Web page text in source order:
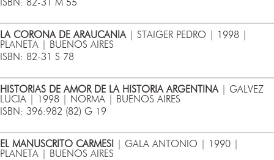
ISBN: 82-31 M 55
LA CORONA DE ARAUCANIA | STAIGER PEDRO | 1998 |
PLANETA | BUENOS AIRES
ISBN: 82-31 S 78
HISTORIAS DE AMOR DE LA HISTORIA ARGENTINA | GALVEZ
LUCIA | 1998 | NORMA | BUENOS AIRES
ISBN: 396:982 (82) G 19
EL MANUSCRITO CARMESI
| GALA ANTONIO | 1990 |
PLANETA | BUENOS AIRES